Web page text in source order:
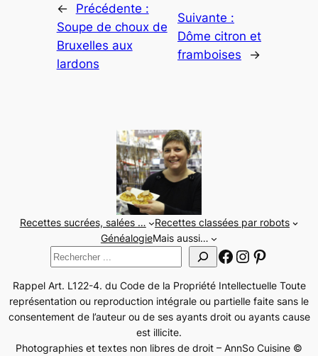
←
Précédente :
Soupe de choux de
Bruxelles aux
lardons
Suivante :
Dôme citron et
framboises
→
Recettes sucrées, salées …
Recettes classées par robots
GénéalogieMais aussi…
Rechercher
Facebook
Instagram
Rappel Art. L122-4. du Code de la Propriété Intellectuelle Toute
représentation ou reproduction intégrale ou partielle faite sans le
consentement de l’auteur ou de ses ayants droit ou ayants cause
est illicite.
Photographies et textes non libres de droit – AnnSo Cuisine ©